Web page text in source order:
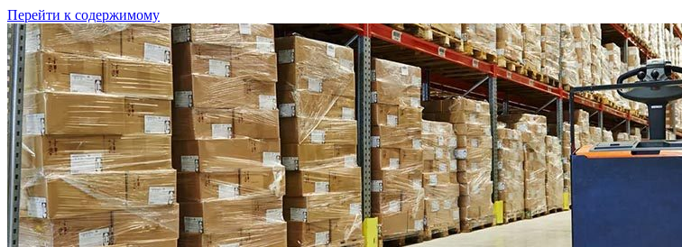
Перейти к содержимому